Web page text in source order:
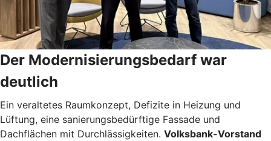
Der Modernisierungsbedarf war
deutlich
Ein veraltetes Raumkonzept, Defizite in Heizung und
Lüftung, eine sanierungsbedürftige Fassade und
Dachflächen mit Durchlässigkeiten. Volksbank-Vorstand